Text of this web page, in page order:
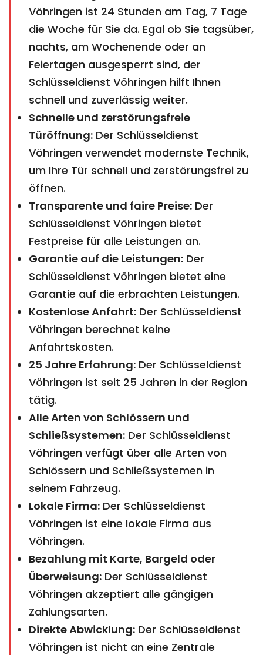
Vöhringen ist 24 Stunden am Tag, 7 Tage
die Woche für Sie da. Egal ob Sie tagsüber,
nachts, am Wochenende oder an
Feiertagen ausgesperrt sind, der
Schlüsseldienst Vöhringen hilft Ihnen
schnell und zuverlässig weiter.
Schnelle und zerstörungsfreie
Türöffnung: Der Schlüsseldienst
Vöhringen verwendet modernste Technik,
um Ihre Tür schnell und zerstörungsfrei zu
öffnen.
Transparente und faire Preise: Der
Schlüsseldienst Vöhringen bietet
Festpreise für alle Leistungen an.
Garantie auf die Leistungen: Der
Schlüsseldienst Vöhringen bietet eine
Garantie auf die erbrachten Leistungen.
Kostenlose Anfahrt: Der Schlüsseldienst
Vöhringen berechnet keine
Anfahrtskosten.
25 Jahre Erfahrung: Der Schlüsseldienst
Vöhringen ist seit 25 Jahren in der Region
tätig.
Alle Arten von Schlössern und
Schließsystemen: Der Schlüsseldienst
Vöhringen verfügt über alle Arten von
Schlössern und Schließsystemen in
seinem Fahrzeug.
Lokale Firma: Der Schlüsseldienst
Vöhringen ist eine lokale Firma aus
Vöhringen.
Bezahlung mit Karte, Bargeld oder
Überweisung: Der Schlüsseldienst
Vöhringen akzeptiert alle gängigen
Zahlungsarten.
Direkte Abwicklung: Der Schlüsseldienst
Vöhringen ist nicht an eine Zentrale